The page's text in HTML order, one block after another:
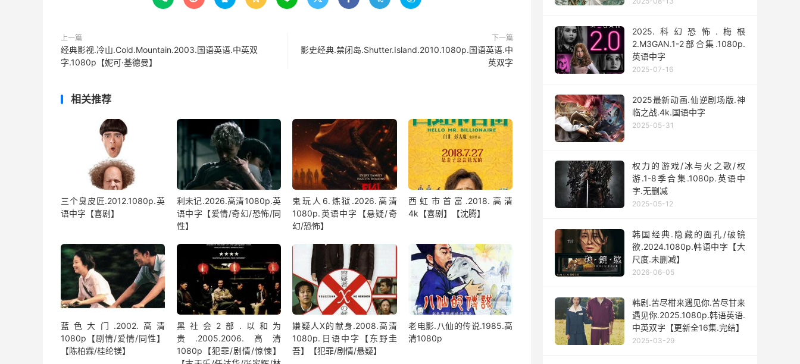
上一篇
经典影视.冷山.Cold.Mountain.2003.国语英语.中英双
字.1080p【妮可·基德曼】
下一篇
影史经典.禁闭岛.Shutter.Island.2010.1080p.国语英语.中
英双字
相关推荐
三个臭皮匠.2012.1080p.英
语中字【喜剧】
利未记.2026.高清1080p.英
语中字【爱情/奇幻/恐怖/同
性】
鬼玩人6.炼狱.2026.高清
1080p.英语中字【悬疑/奇
幻/恐怖】
西虹市首富.2018.高清
4k【喜剧】【沈腾】
蓝色大门.2002.高清
1080p【剧情/爱情/同性】
【陈柏霖/桂纶镁】
黑社会2部.以和为
贵.2005.2006.高清
1080p【犯罪/剧情/惊悚】
嫌疑人X的献身.2008.高清
1080p.日语中字【东野圭
吾】【犯罪/剧情/悬疑】
老电影.八仙的传说.1985.高
清1080p
2025.科幻恐怖.梅根
2.M3GAN.1-2部合集.1080p.
英语中字
2025-07-16
2025最新动画.仙逆剧场版.神
临之战.4k.国语中字
2025-05-31
权力的游戏/冰与火之歌/权
游.1-8季合集.1080p.英语中
字.无删减
2025-05-12
韩国经典.隐藏的面孔/破镜
欲.2024.1080p.韩语中字【大
尺度.未删减】
2026-06-05
韩剧.苦尽柑来遇见你.苦尽甘来
遇见你.2025.1080p.韩语英语.
中英双字【更新全16集.完结】
2025-03-29